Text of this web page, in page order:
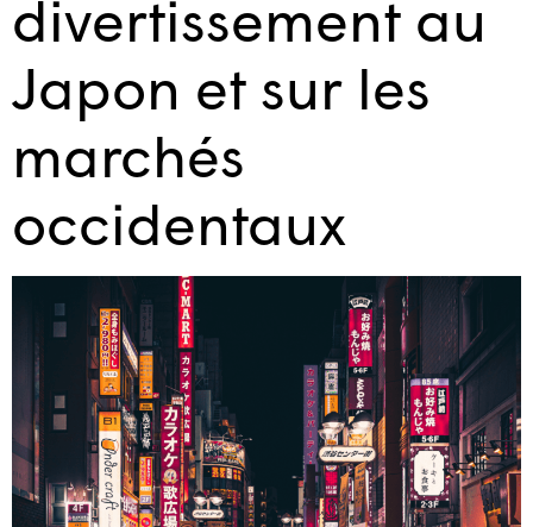
divertissement au
Japon et sur les
marchés
occidentaux